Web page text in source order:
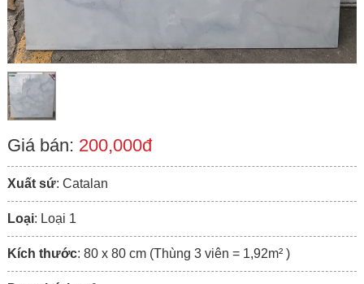
Giá bán: 200,000đ
Xuất sứ: Catalan
Loại: Loại 1
Kích thước: 80 x 80 cm (Thùng 3 viên = 1,92m² )